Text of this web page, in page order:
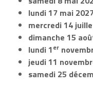
lundi 17 mai
mercredi 14
dimanche 15
lundi 1er
jeudi 11
samedi 25